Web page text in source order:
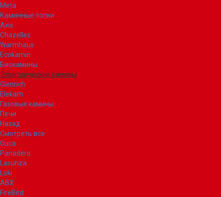
Meta
Каминные топки
Axis
Chazelles
Warmhaus
Ecokamin
Биокамины
Электрические камины
Glenrich
Elekam
Газовые камины
Печи
Назад
Смотреть все
Guca
Panadero
Lacunza
Loki
ABX
FireBird